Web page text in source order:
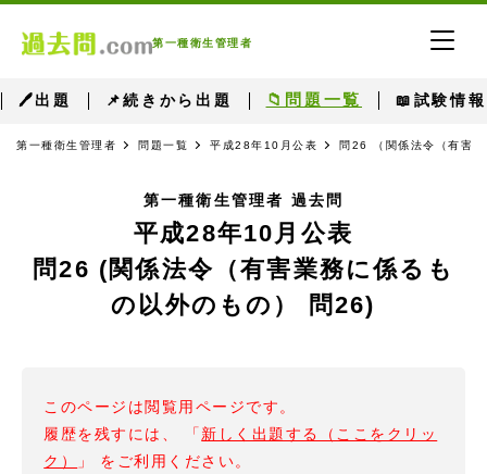
第一種衛生管理者
🖊出題 📌続きから出題 📁問題一覧 📖試験情報
第一種衛生管理者 問題一覧 平成28年10月公表 問26 （関係法令（有害
第一種衛生管理者 過去問
平成28年10月公表
問26 (関係法令（有害業務に係るも
の以外のもの） 問26)
このページは閲覧用ページです。
履歴を残すには、 「 新しく出題する（ここをクリッ
ク）
」 をご利用ください。